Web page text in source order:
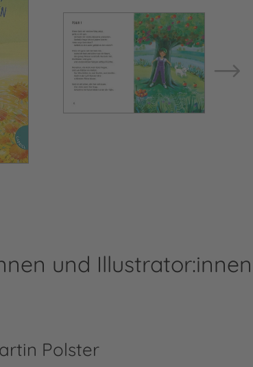
und Illustrator:innen
Polster